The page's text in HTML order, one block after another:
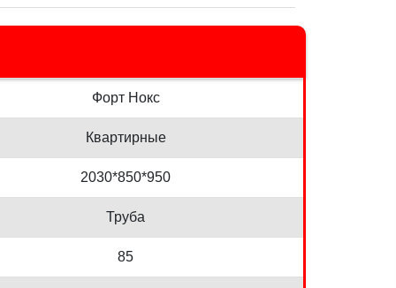
Форт Нокс
Квартирные
2030*850*950
Труба
85